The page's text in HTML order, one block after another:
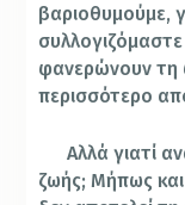
βαριοθυμούμε,
συλλογιζόμαστε
φανερώνουν τη
περισσότερο
Αλλά γιατί
ζωής; Μήπως